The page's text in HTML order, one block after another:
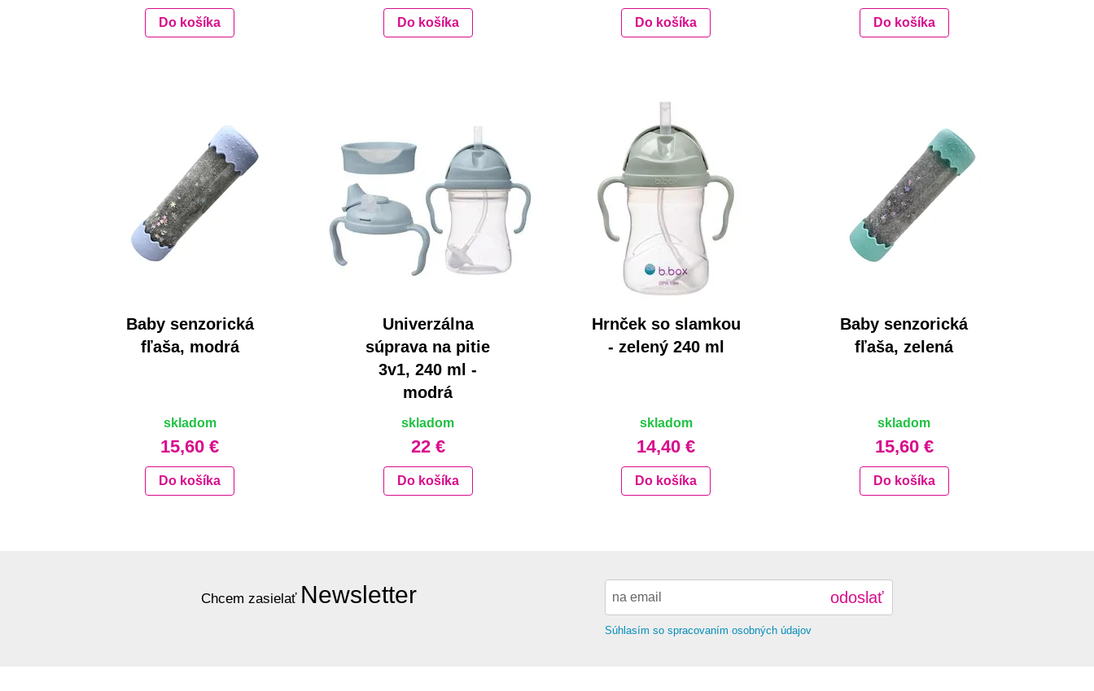
Do košíka Do košíka Do košíka Do košíka
Baby senzorická
fľaša, modrá
skladom
15,60 €
Do košíka
Univerzálna
súprava na pitie
3v1, 240 ml -
modrá
skladom
22 €
Do košíka
Hrnček so slamkou
- zelený 240 ml
skladom
14,40 €
Do košíka
Baby senzorická
fľaša, zelená
skladom
15,60 €
Do košíka
Chcem zasielať Newsletter odoslať
Súhlasím so spracovaním osobných údajov